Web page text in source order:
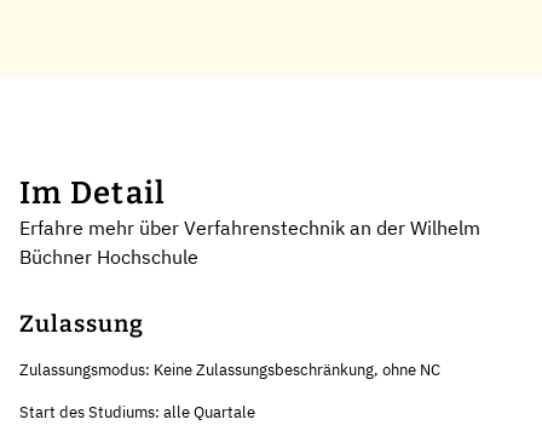
Im Detail
Erfahre mehr über Verfahrenstechnik an der Wilhelm
Büchner Hochschule
Zulassung
Zulassungsmodus: Keine Zulassungsbeschränkung, ohne NC
Start des Studiums: alle Quartale